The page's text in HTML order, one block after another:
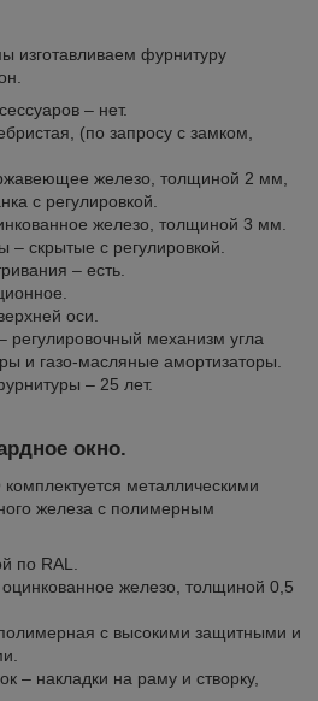
изготавливаем фурнитуру
– нет.
(по запросу с замком,
железо, толщиной 2 мм,
с регулировкой.
железо, толщиной 3 мм.
– скрытые с регулировкой.
– есть.
оси.
регулировочный механизм угла
и газо-масляные амортизаторы.
– 25 лет.
окно.
металлическими
железа с полимерным
по RAL.
железо, толщиной 0,5
с высокими защитными и
– накладки на раму и створку,